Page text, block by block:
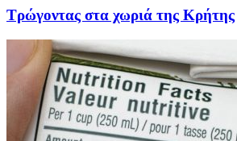
Τρώγοντας στα χωριά της Κρήτης